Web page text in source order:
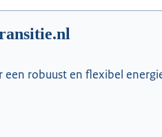
een robuust en flexibel